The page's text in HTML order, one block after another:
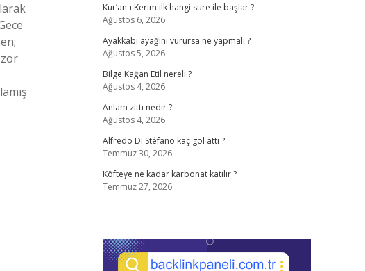
Kur’an-ı Kerim ilk hangi sure ile başlar ?
Ağustos 6, 2026
Ayakkabı ayağını vurursa ne yapmalı ?
Ağustos 5, 2026
Bilge Kağan Etil nereli ?
Ağustos 4, 2026
Anlam zıttı nedir ?
Ağustos 4, 2026
Alfredo Di Stéfano kaç gol attı ?
Temmuz 30, 2026
Köfteye ne kadar karbonat katılır ?
Temmuz 27, 2026